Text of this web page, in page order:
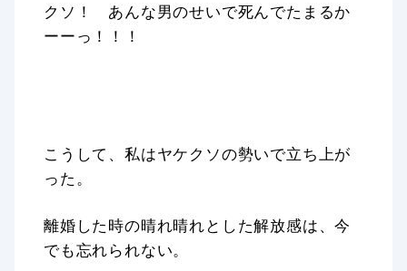
クソ！ あんな男のせいで死んでたまるか
ーーっ！！！
こうして、私はヤケクソの勢いで立ち上が
った。
離婚した時の晴れ晴れとした解放感は、今
でも忘れられない。